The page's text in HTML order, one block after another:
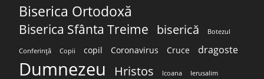
Biserica Ortodoxă
Biserica Sfânta Treime biserică Botezul
Conferință Copii copil Coronavirus Cruce dragoste
Dumnezeu Hristos Icoana Ierusalim